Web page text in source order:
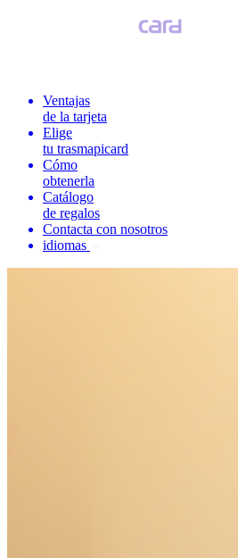
Ventajas
de la tarjeta
Elige
tu trasmapicard
Cómo
obtenerla
Catálogo
de regalos
Contacta con nosotros
idiomas